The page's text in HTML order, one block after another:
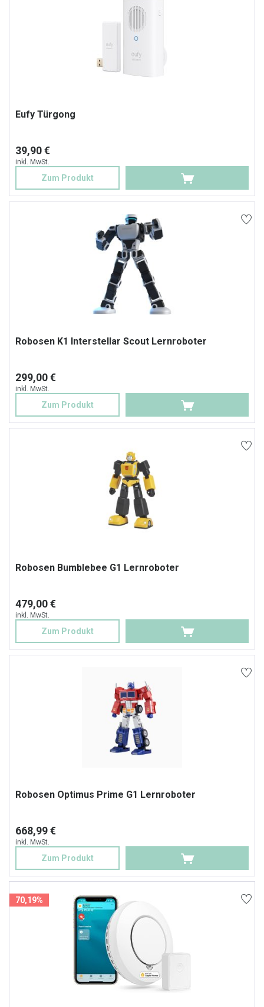
Eufy Türgong
39,90 €
inkl. MwSt.
Zum Produkt
Robosen K1 Interstellar Scout Lernroboter
299,00 €
inkl. MwSt.
Zum Produkt
Robosen Bumblebee G1 Lernroboter
479,00 €
inkl. MwSt.
Zum Produkt
Robosen Optimus Prime G1 Lernroboter
668,99 €
inkl. MwSt.
Zum Produkt
70,19%